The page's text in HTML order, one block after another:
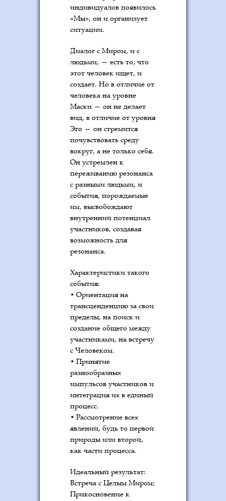
индивидуалов появилось
«Мы», он и организует
ситуации.
Диалог с Миром, и с
людьми, — есть то, что
этот человек ищет, и
создает. Но в отличие от
человека на уровне
Маски — он не делает
вид, в отличие от уровня
Эго — он стремится
почувствовать среду
вокруг, а не только себя.
Он устремлен к
переживанию резонанса
с разными людьми, и
события, порождаемые
им, высвобождают
внутренний потенциал
участников, создавая
возможность для
резонанса.
Характеристики такого
события:
• Ориентация на
трансценденцию за свои
пределы, на поиск и
создание общего между
участниками, на встречу
с Человеком.
• Принятие
разнообразных
импульсов участников и
интеграция их в единый
процесс.
• Рассмотрение всех
явлений, будь то первой
природы или второй,
как части процесса.
Идеальный результат:
Встреча с Целым Миром;
Прикосновение к